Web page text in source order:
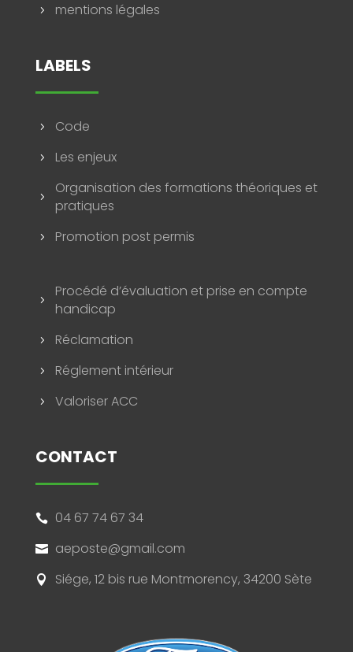
5 mentions légales
LABELS
5 Code
5 Les enjeux
5
Organisation des formations théoriques et
pratiques
5 Promotion post permis
5
Procédé d’évaluation et prise en compte
handicap
5 Réclamation
5 Réglement intérieur
5 Valoriser ACC
CONTACT
 04 67 74 67 34
 aeposte@gmail.com
 Siége, 12 bis rue Montmorency, 34200 Sète